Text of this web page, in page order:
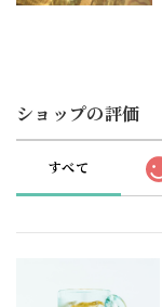
ショップの評価
すべて